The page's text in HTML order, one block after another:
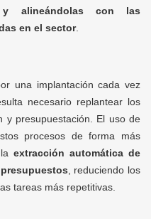
y alineándolas con las
en el sector.
una implantación cada vez
necesario replantear los
y presupuestación. El uso de
procesos de forma más
extracción automática de
, reduciendo los
tareas más repetitivas.